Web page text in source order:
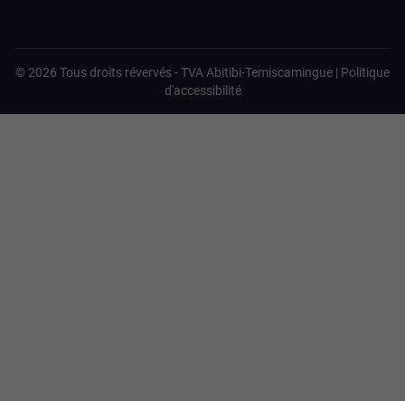
© 2026 Tous droits révervés -TVA Abitibi-Temiscamingue | Politique
d'accessibilité